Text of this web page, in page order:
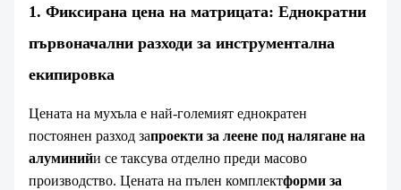
1. Фиксирана цена на матрицата: Еднократни
първоначални разходи за инструментална
екипировка
Цената на мухъла е най-големият еднократен
постоянен разход запроекти за леене под налягане на
алуминийи се таксува отделно преди масово
производство. Цената на пълен комплектформи за